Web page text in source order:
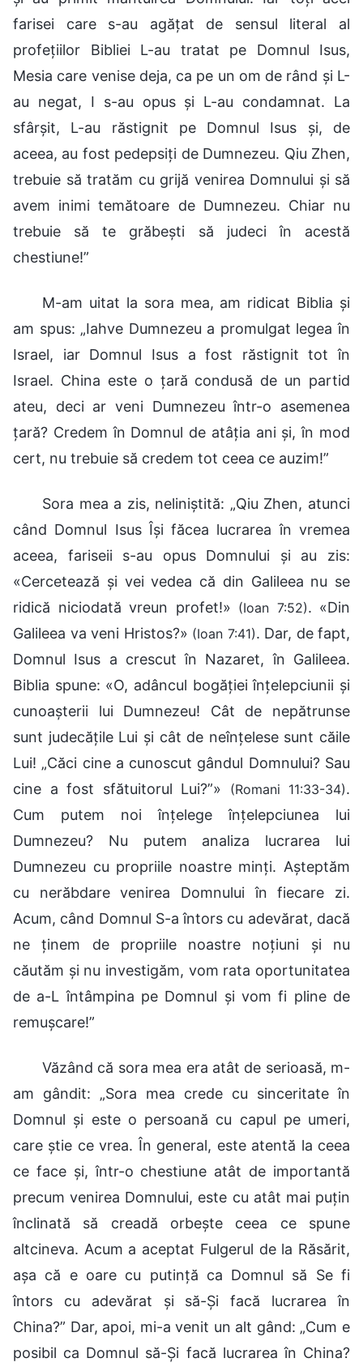
farisei care s-au agățat de sensul literal al
profețiilor Bibliei L-au tratat pe Domnul Isus,
Mesia care venise deja, ca pe un om de rând și L-
au negat, I s-au opus și L-au condamnat. La
sfârșit, L-au răstignit pe Domnul Isus și, de
aceea, au fost pedepsiți de Dumnezeu. Qiu Zhen,
trebuie să tratăm cu grijă venirea Domnului și să
avem inimi temătoare de Dumnezeu. Chiar nu
trebuie să te grăbești să judeci în acestă
chestiune!”
M-am uitat la sora mea, am ridicat Biblia și
am spus: „Iahve Dumnezeu a promulgat legea în
Israel, iar Domnul Isus a fost răstignit tot în
Israel. China este o țară condusă de un partid
ateu, deci ar veni Dumnezeu într-o asemenea
țară? Credem în Domnul de atâția ani și, în mod
cert, nu trebuie să credem tot ceea ce auzim!”
Sora mea a zis, neliniștită: „Qiu Zhen, atunci
când Domnul Isus Își făcea lucrarea în vremea
aceea, fariseii s-au opus Domnului și au zis:
«Cercetează şi vei vedea că din Galileea nu se
ridică niciodată vreun profet!» (Ioan 7:52). «Din
Galileea va veni Hristos?» (Ioan 7:41). Dar, de fapt,
Domnul Isus a crescut în Nazaret, în Galileea.
Biblia spune: «O, adâncul bogăţiei înţelepciunii şi
cunoaşterii lui Dumnezeu! Cât de nepătrunse
sunt judecăţile Lui şi cât de neînţelese sunt căile
Lui! „Căci cine a cunoscut gândul Domnului? Sau
cine a fost sfătuitorul Lui?”» (Romani 11:33-34).
Cum putem noi înțelege înțelepciunea lui
Dumnezeu? Nu putem analiza lucrarea lui
Dumnezeu cu propriile noastre minți. Așteptăm
cu nerăbdare venirea Domnului în fiecare zi.
Acum, când Domnul S-a întors cu adevărat, dacă
ne ținem de propriile noastre noțiuni și nu
căutăm și nu investigăm, vom rata oportunitatea
de a-L întâmpina pe Domnul și vom fi pline de
remușcare!”
Văzând că sora mea era atât de serioasă, m-
am gândit: „Sora mea crede cu sinceritate în
Domnul și este o persoană cu capul pe umeri,
care știe ce vrea. În general, este atentă la ceea
ce face și, într-o chestiune atât de importantă
precum venirea Domnului, este cu atât mai puțin
înclinată să creadă orbește ceea ce spune
altcineva. Acum a aceptat Fulgerul de la Răsărit,
așa că e oare cu putință ca Domnul să Se fi
întors cu adevărat și să-Și facă lucrarea în
China?” Dar, apoi, mi-a venit un alt gând: „Cum e
posibil ca Domnul să-Și facă lucrarea în China?